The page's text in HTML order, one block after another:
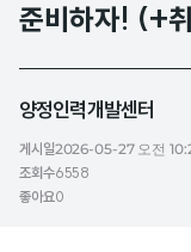
준비하자! (+
양정인력개발센터
게시일2026-05-27 오전
조회수6558
좋아요0